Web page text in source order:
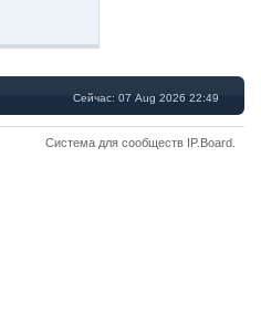
Сейчас: 07 Aug 2026 22:49
Система для сообществ IP.Board